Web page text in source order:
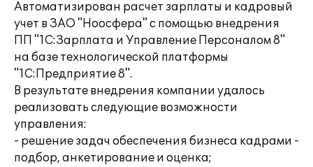
Автоматизирован расчет зарплаты и кадровый
учет в ЗАО "Ноосфера" с помощью внедрения
ПП "1С:Зарплата и Управление Персоналом 8"
на базе технологической платформы
"1С:Предприятие 8".
В результате внедрения компании удалось
реализовать следующие возможности
управления:
- решение задач обеспечения бизнеса кадрами -
подбор, анкетирование и оценка;